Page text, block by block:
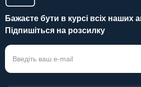
Бажаєте бути в курсі всіх наших
Підпишіться на розсилку